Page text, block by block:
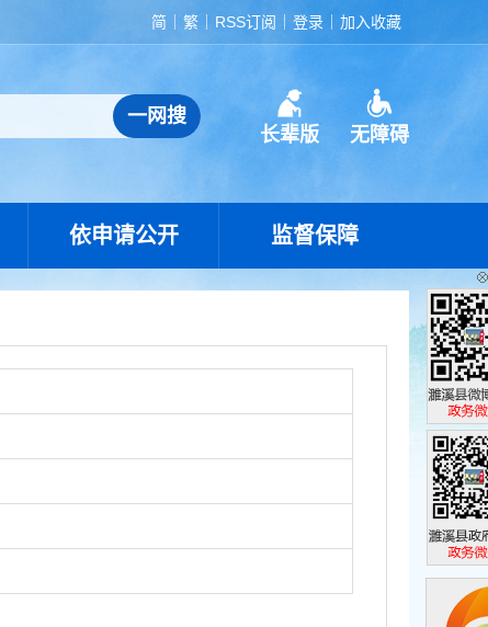
简 繁 RSS订阅 登录 加入收藏
长辈版 无障碍
依申请公开 监督保障
濉溪县政
政务微博
濉溪县政
政务微信